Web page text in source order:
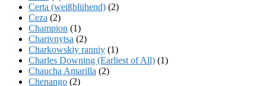
Certa (weißblühend) (2)
Ceza (2)
Champion (1)
Charivnytsa (2)
Charkowskiy ranniy (1)
Charles Downing (Earliest of All) (1)
Chaucha Amarilla (2)
Chenango (2)